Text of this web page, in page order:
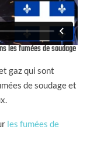
les fumées de soudage
gaz qui sont
de soudage et
les fumées de